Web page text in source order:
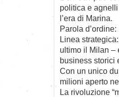
politica e
l’era di Marina.
Parola
Linea
ultimo il Milan –
business storici
Con un unico
milioni aperto
La rivoluzione